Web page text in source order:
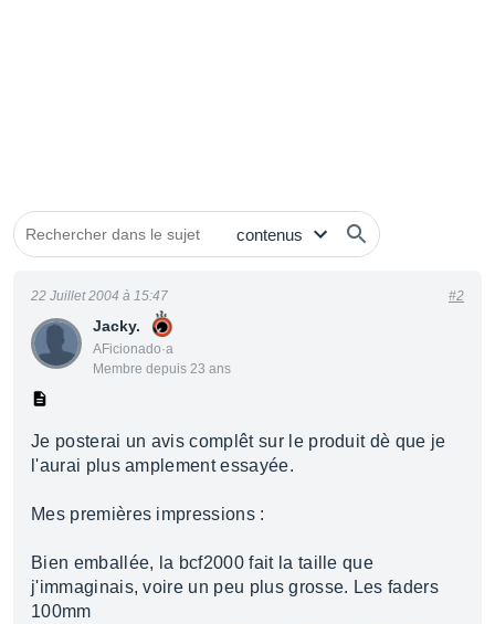
Jacky.
AFicionado·a
Membre depuis 23 ans
22 Juillet 2004 à 15:47 #2
Je posterai un avis complêt sur le produit dè que je
l'aurai plus amplement essayée.
Mes premières impressions :
Bien emballée, la bcf2000 fait la taille que
j'immaginais, voire un peu plus grosse. Les faders
100mm